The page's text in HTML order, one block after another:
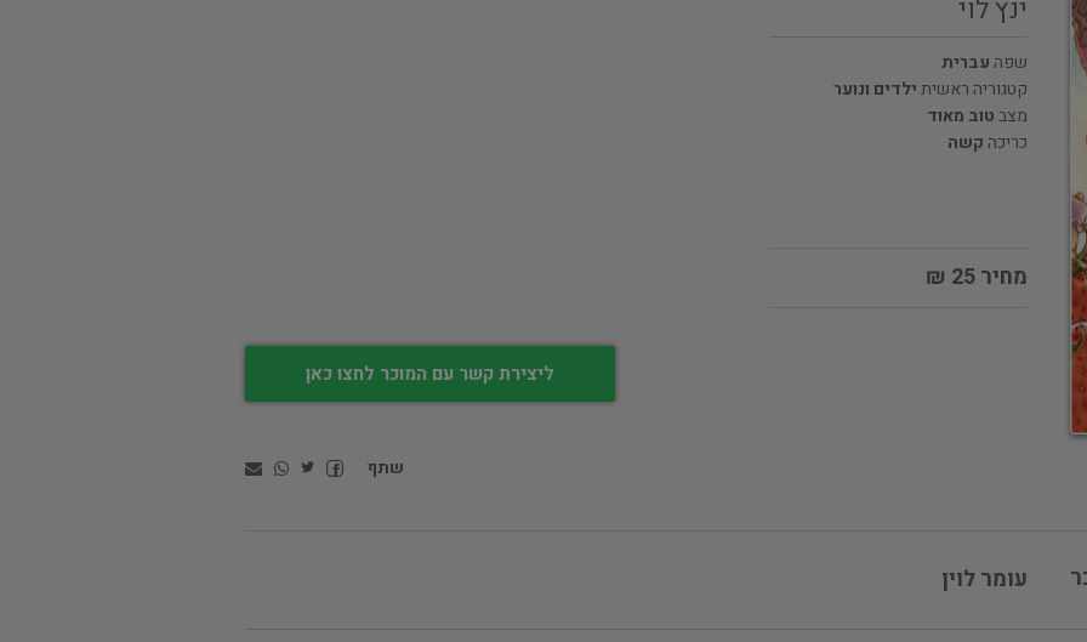
ינץ לוי
שפה עברית
קטגוריה ראשיתילדים ונוער
מצבטוב מאוד
כריכה קשה
מחיר 25 ₪
ליצירת קשר עם המוכר לחצו כאן
שתף
עומר לוין